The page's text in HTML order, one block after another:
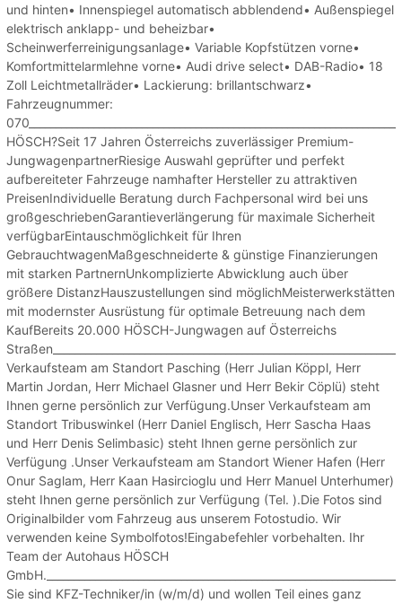
und hinten• Innenspiegel automatisch abblendend• Außenspiegel
elektrisch anklapp- und beheizbar•
Scheinwerferreinigungsanlage• Variable Kopfstützen vorne•
Komfortmittelarmlehne vorne• Audi drive select• DAB-Radio• 18
Zoll Leichtmetallräder• Lackierung: brillantschwarz•
Fahrzeugnummer:
HÖSCH?Seit 17 Jahren Österreichs zuverlässiger Premium-
JungwagenpartnerRiesige Auswahl geprüfter und perfekt
aufbereiteter Fahrzeuge namhafter Hersteller zu attraktiven
PreisenIndividuelle Beratung durch Fachpersonal wird bei uns
großgeschriebenGarantieverlängerung für maximale Sicherheit
verfügbarEintauschmöglichkeit für Ihren
GebrauchtwagenMaßgeschneiderte & günstige Finanzierungen
mit starken PartnernUnkomplizierte Abwicklung auch über
größere DistanzHauszustellungen sind möglichMeisterwerkstätten
mit modernster Ausrüstung für optimale Betreuung nach dem
KaufBereits 20.000 HÖSCH-Jungwagen auf Österreichs
Verkaufsteam am Standort Pasching (Herr Julian Köppl, Herr
Martin Jordan, Herr Michael Glasner und Herr Bekir Cöplü) steht
Ihnen gerne persönlich zur Verfügung.Unser Verkaufsteam am
Standort Tribuswinkel (Herr Daniel Englisch, Herr Sascha Haas
und Herr Denis Selimbasic) steht Ihnen gerne persönlich zur
Verfügung .Unser Verkaufsteam am Standort Wiener Hafen (Herr
Onur Saglam, Herr Kaan Hasircioglu und Herr Manuel Unterhumer)
steht Ihnen gerne persönlich zur Verfügung (Tel. ).Die Fotos sind
Originalbilder vom Fahrzeug aus unserem Fotostudio. Wir
verwenden keine Symbolfotos!Eingabefehler vorbehalten. Ihr
Team der Autohaus HÖSCH
Sie sind KFZ-Techniker/in (w/m/d) und wollen Teil eines ganz